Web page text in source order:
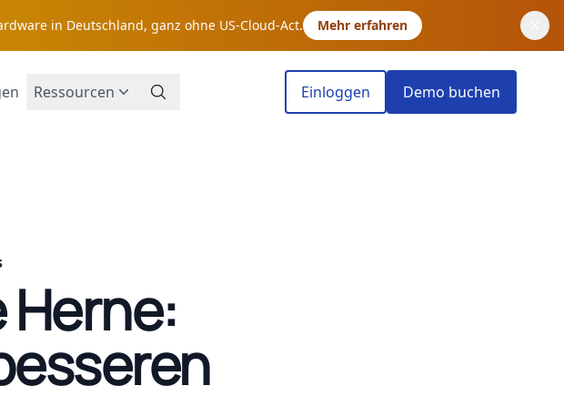
in Deutschland, ganz ohne US-Cloud-Act. Mehr erfahren
Ressourcen Einloggen Demo buchen